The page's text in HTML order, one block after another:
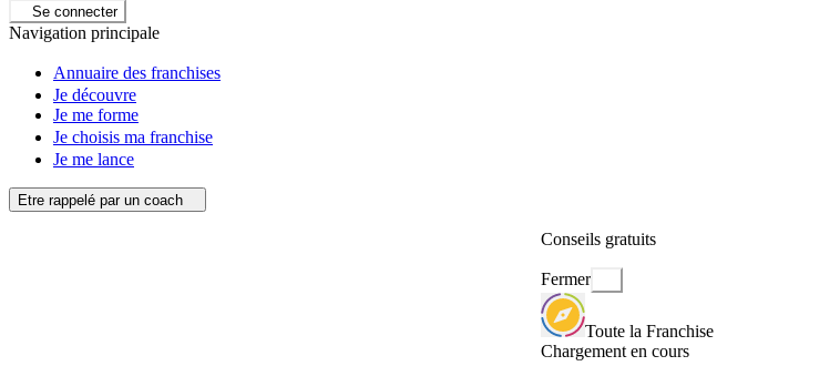
Se connecter
Navigation principale
Annuaire des franchises
Je découvre
Je me forme
Je choisis ma franchise
Je me lance
Etre rappelé par un coach
Conseils gratuits
Fermer
Toute la Franchise
Chargement en cours